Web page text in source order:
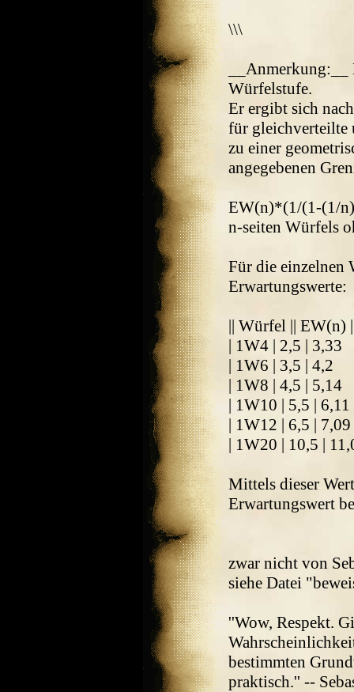
\\\
Würfelstufe.
Er ergibt sich
für gleichverteilte
zu einer
angegebenen
EW(n)*(1/(1-(1/
n-seiten Würfels
Für die einzelnen
Erwartungswerte:
|| Würfel || EW(n)
| 1W4 | 2,5 | 3,33
| 1W6 | 3,5 | 4,2
| 1W8 | 4,5 | 5,14
| 1W10 | 5,5 | 6,11
| 1W12 | 6,5 | 7,09
| 1W20 | 10,5 |
Mittels dieser
Erwartungswert
zwar nicht von
siehe Datei
''Wow, Respekt.
bestimmten
praktisch.'' --